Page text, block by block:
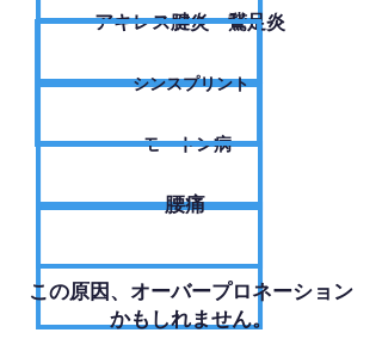
アキレス腱炎・鵞足炎
シンスプリント
モートン病
腰痛
​この原因、オーバープロネーション
かもしれません。